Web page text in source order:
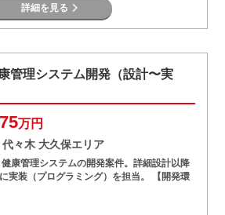
詳細を見る
管理システム開発（設計〜実
75万円
々木 大久保エリア
健康管理システムの開発案件。詳細設計以降
実装（プログラミング）を担当。 【開発環